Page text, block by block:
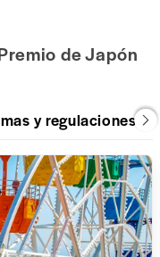
de Japón
y regulaciones